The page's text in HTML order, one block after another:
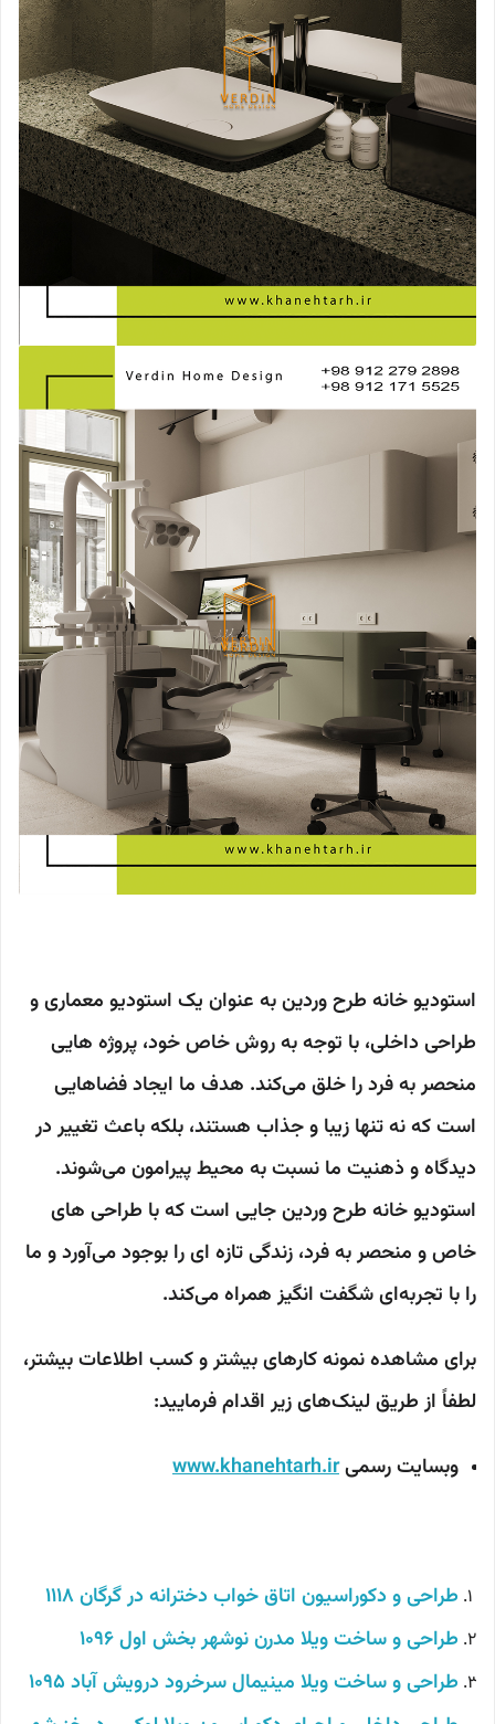
استودیو خانه طرح وردین به عنوان یک استودیو معماری و
طراحی داخلی، با توجه به روش خاص خود، پروژه هایی
منحصر به فرد را خلق می‌کند. هدف ما ایجاد فضاهایی
است که نه تنها زیبا و جذاب هستند، بلکه باعث تغییر در
دیدگاه و ذهنیت ما نسبت به محیط پیرامون می‌شوند.
استودیو خانه طرح وردین جایی است که با طراحی های
خاص و منحصر به فرد، زندگی تازه ای را بوجود می‌آورد و ما
را با تجربه‌ای شگفت انگیز همراه می‌کند.
برای مشاهده نمونه کارهای بیشتر و کسب اطلاعات بیشتر،
لطفاً از طریق لینک‌های زیر اقدام فرمایید:
وبسایت رسمیwww.khanehtarh.ir
طراحی و دکوراسیون اتاق خواب دخترانه در گرگان 1118
طراحی و ساخت ویلا مدرن نوشهر بخش اول 1096
طراحی و ساخت ویلا مینیمال سرخرود درویش آباد 1095